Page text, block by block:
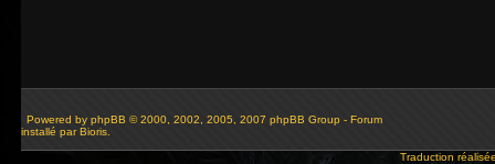
Powered by phpBB © 2000, 2002, 2005, 2007 phpBB Group - Forum
installé par Bioris.
Traduction